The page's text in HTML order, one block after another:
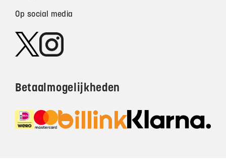
Op social media
Betaalmogelijkheden